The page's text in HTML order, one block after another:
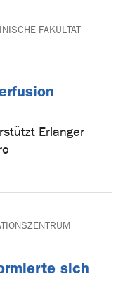
FAKULTÄT
Erlanger
sich